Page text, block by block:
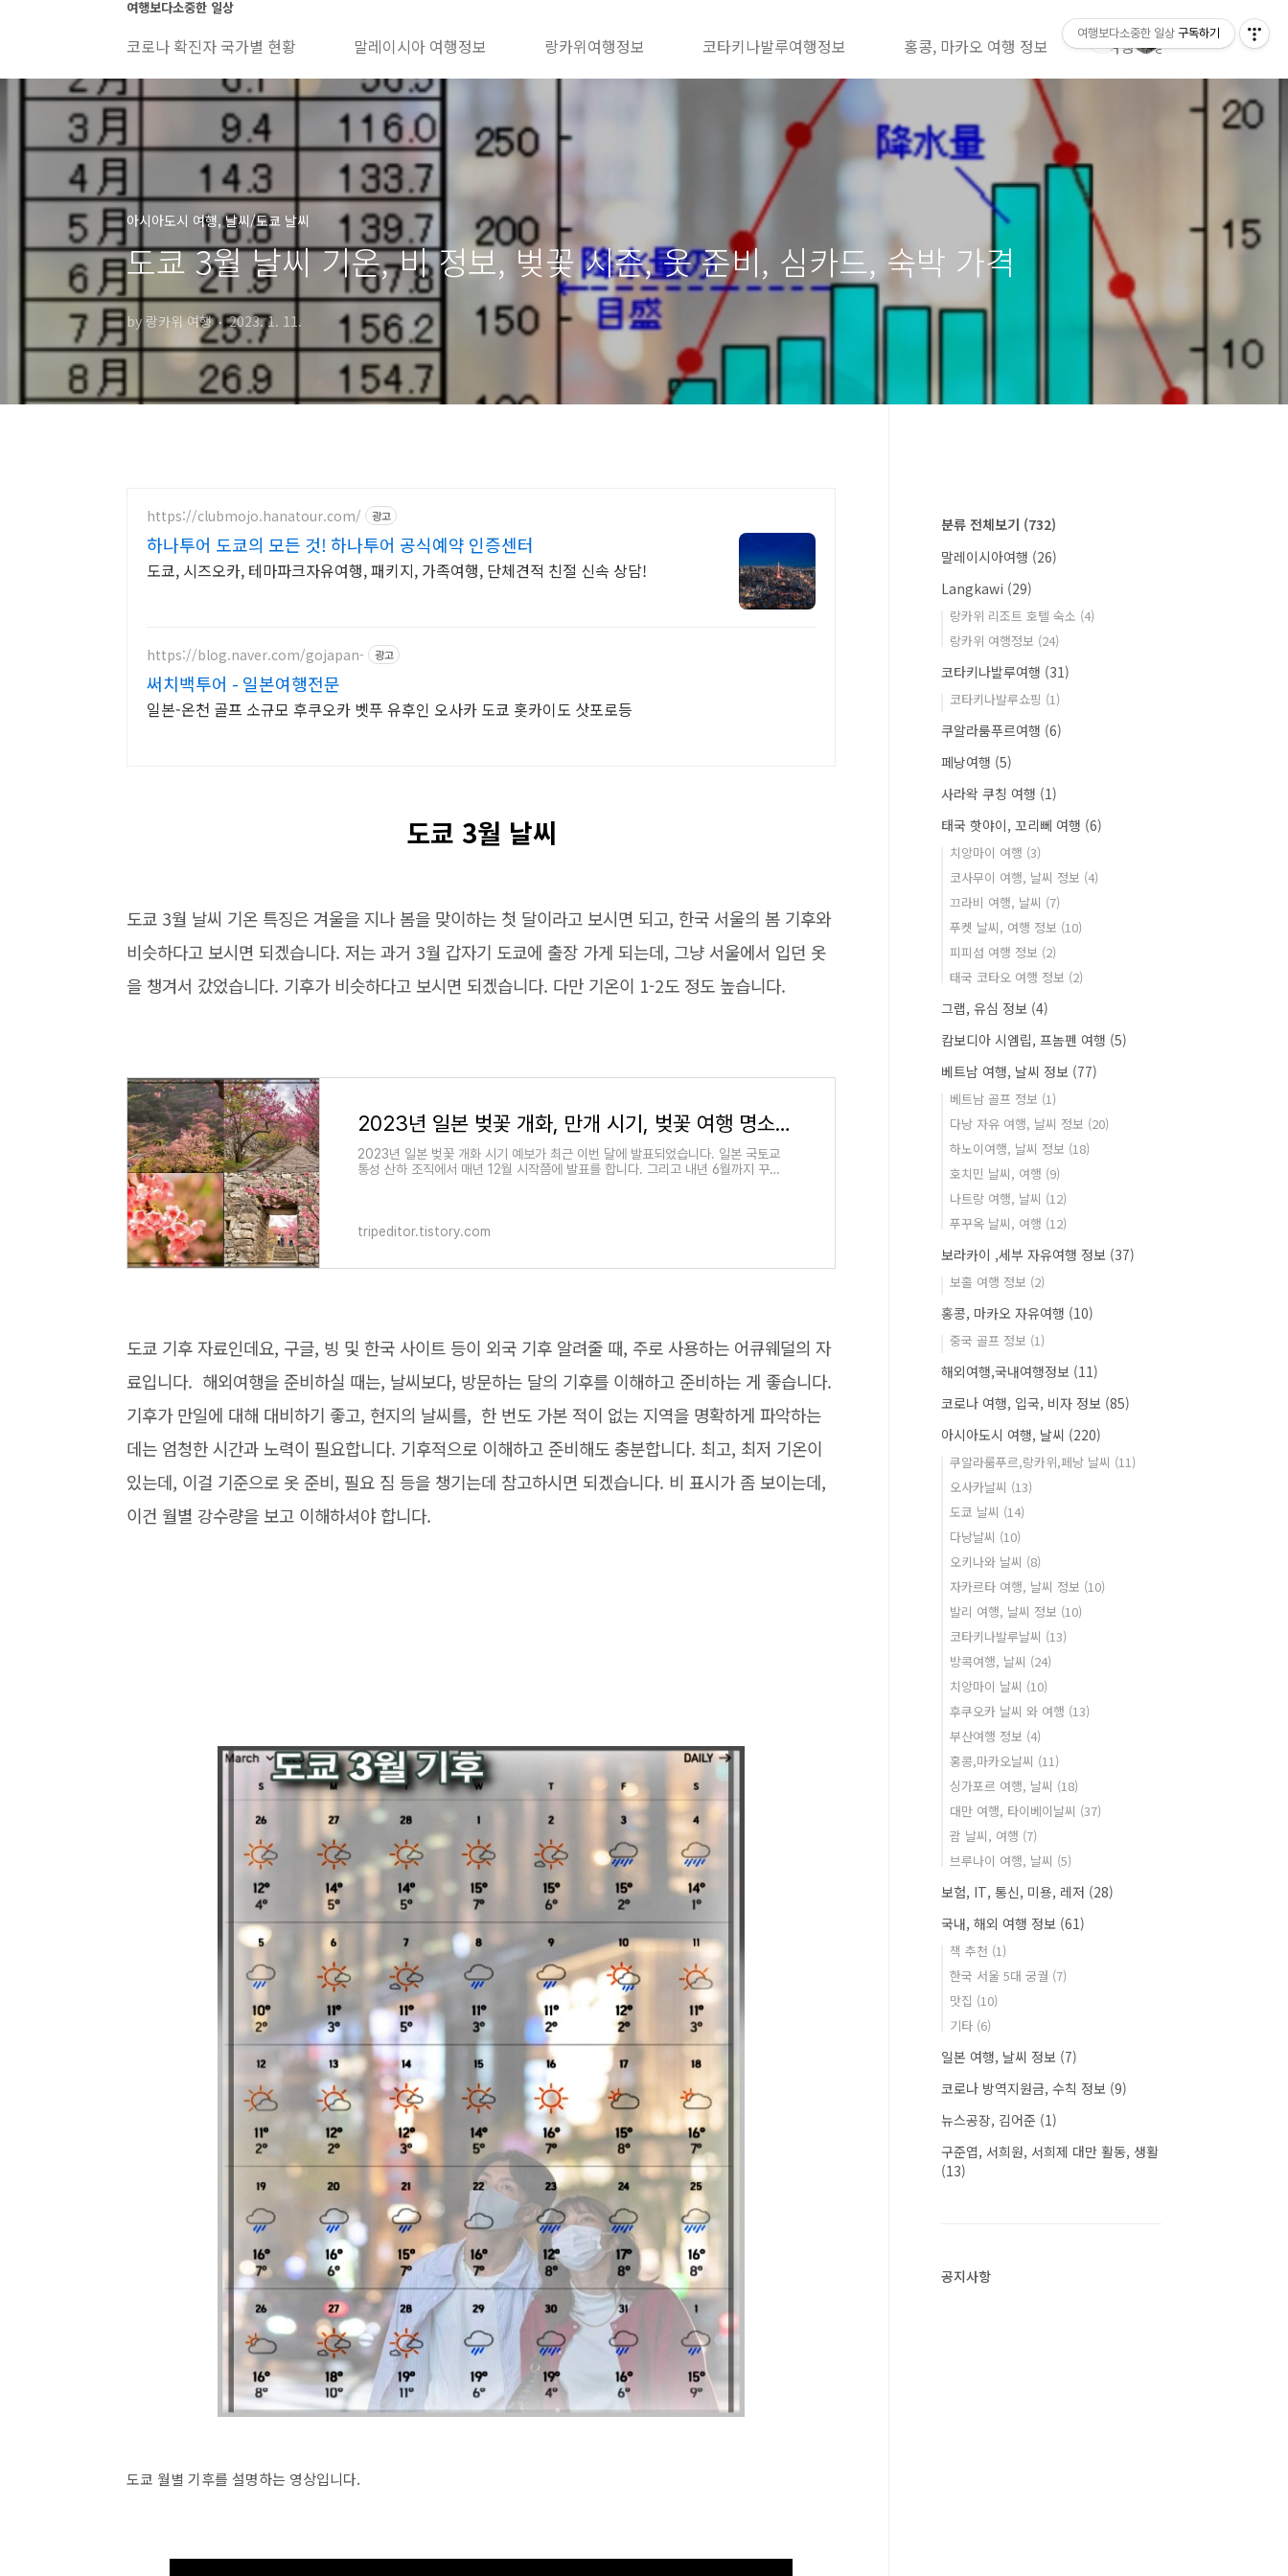
여행보다소중한 일상
코로나 확진자 국가별 현황 말레이시아 여행정보 랑카위여행정보 코타키나발루여행정보 홍콩, 마카오 여행 정보 여행 영상정보( 유투브)
아시아도시 여행, 날씨/도쿄 날씨
도쿄 3월 날씨 기온, 비 정보, 벚꽃 시즌, 옷 준비, 심카드, 숙박 가격
by 랑카위 여행 2023. 1. 11.
https://clubmojo.hanatour.com/ 광고
하나투어 도쿄의 모든 것! 하나투어 공식예약 인증센터
도쿄, 시즈오카, 테마파크자유여행, 패키지, 가족여행, 단체견적 친절 신속 상담!
https://blog.naver.com/gojapan- 광고
써치백투어 - 일본여행전문
일본-온천 골프 소규모 후쿠오카 벳푸 유후인 오사카 도쿄 홋카이도 삿포로등
도쿄 3월 날씨
도쿄 3월 날씨 기온 특징은 겨울을 지나 봄을 맞이하는 첫 달이라고 보시면 되고, 한국 서울의 봄 기후와
비슷하다고 보시면 되겠습니다. 저는 과거 3월 갑자기 도쿄에 출장 가게 되는데, 그냥 서울에서 입던 옷
을 챙겨서 갔었습니다. 기후가 비슷하다고 보시면 되겠습니다. 다만 기온이 1-2도 정도 높습니다.
2023년 일본 벚꽃 개화, 만개 시기, 벚꽃 여행 명소 도시별 정리
2023년 일본 벚꽃 개화 시기 예보가 최근 이번 달에 발표되었습니다. 일본 국토교
통성 산하 조직에서 매년 12월 시작쯤에 발표를 합니다. 그리고 내년 6월까지 꾸준
tripeditor.tistory.com
도쿄 기후 자료인데요, 구글, 빙 및 한국 사이트 등이 외국 기후 알려줄 때, 주로 사용하는 어큐웨덜의 자
료입니다. 해외여행을 준비하실 때는, 날씨보다, 방문하는 달의 기후를 이해하고 준비하는 게 좋습니다.
기후가 만일에 대해 대비하기 좋고, 현지의 날씨를, 한 번도 가본 적이 없는 지역을 명확하게 파악하는
데는 엄청한 시간과 노력이 필요합니다. 기후적으로 이해하고 준비해도 충분합니다. 최고, 최저 기온이
있는데, 이걸 기준으로 옷 준비, 필요 짐 등을 챙기는데 참고하시면 되겠습니다. 비 표시가 좀 보이는데,
이건 월별 강수량을 보고 이해하셔야 합니다.
도쿄 월별 기후를 설명하는 영상입니다.
분류 전체보기 (732)
말레이시아여행 (26)
Langkawi (29)
랑카위 리조트 호텔 숙소 (4)
랑카위 여행정보 (24)
코타키나발루여행 (31)
코타키나발루쇼핑 (1)
쿠알라룸푸르여행 (6)
페낭여행 (5)
사라왁 쿠칭 여행 (1)
태국 핫야이, 꼬리뻬 여행 (6)
치앙마이 여행 (3)
코사무이 여행, 날씨 정보 (4)
끄라비 여행, 날씨 (7)
푸켓 날씨, 여행 정보 (10)
피피섬 여행 정보 (2)
태국 코타오 여행 정보 (2)
그랩, 유심 정보 (4)
캄보디아 시엠립, 프놈펜 여행 (5)
베트남 여행, 날씨 정보 (77)
베트남 골프 정보 (1)
다낭 자유 여행, 날씨 정보 (20)
하노이여행, 날씨 정보 (18)
호치민 날씨, 여행 (9)
나트랑 여행, 날씨 (12)
푸꾸옥 날씨, 여행 (12)
보라카이 ,세부 자유여행 정보 (37)
보홀 여행 정보 (2)
홍콩, 마카오 자유여행 (10)
중국 골프 정보 (1)
해외여행,국내여행정보 (11)
코로나 여행, 입국, 비자 정보 (85)
아시아도시 여행, 날씨 (220)
쿠알라룸푸르,랑카위,페낭 날씨 (11)
오사카날씨 (13)
도쿄 날씨 (14)
다낭날씨 (10)
오키나와 날씨 (8)
자카르타 여행, 날씨 정보 (10)
발리 여행, 날씨 정보 (10)
코타키나발루날씨 (13)
방콕여행, 날씨 (24)
치앙마이 날씨 (10)
후쿠오카 날씨 와 여행 (13)
부산여행 정보 (4)
홍콩,마카오날씨 (11)
싱가포르 여행, 날씨 (18)
대만 여행, 타이베이날씨 (37)
괌 날씨, 여행 (7)
브루나이 여행, 날씨 (5)
보험, IT, 통신, 미용, 레저 (28)
국내, 해외 여행 정보 (61)
책 추천 (1)
한국 서울 5대 궁궐 (7)
맛집 (10)
기타 (6)
일본 여행, 날씨 정보 (7)
코로나 방역지원금, 수칙 정보 (9)
뉴스공장, 김어준 (1)
구준엽, 서희원, 서희제 대만 활동, 생활
(13)
공지사항
여행보다소중한 일상 구독하기